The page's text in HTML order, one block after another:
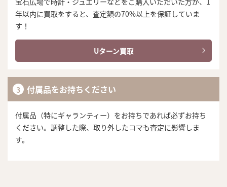
年以内に買取をすると、査定額の70%以上を保証していま
す！
Uターン買取
付属品をお持ちください
付属品（特にギャランティー）をお持ちであれば必ずお持ち
ください。調整した際、取り外したコマも査定に影響しま
す。